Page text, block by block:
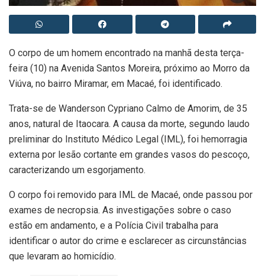
O corpo de um homem encontrado na manhã desta terça-
feira (10) na Avenida Santos Moreira, próximo ao Morro da
Viúva, no bairro Miramar, em Macaé, foi identificado.
Trata-se de Wanderson Cypriano Calmo de Amorim, de 35
anos, natural de Itaocara. A causa da morte, segundo laudo
preliminar do Instituto Médico Legal (IML), foi hemorragia
externa por lesão cortante em grandes vasos do pescoço,
caracterizando um esgorjamento.
O corpo foi removido para IML de Macaé, onde passou por
exames de necropsia. As investigações sobre o caso
estão em andamento, e a Polícia Civil trabalha para
identificar o autor do crime e esclarecer as circunstâncias
que levaram ao homicídio.